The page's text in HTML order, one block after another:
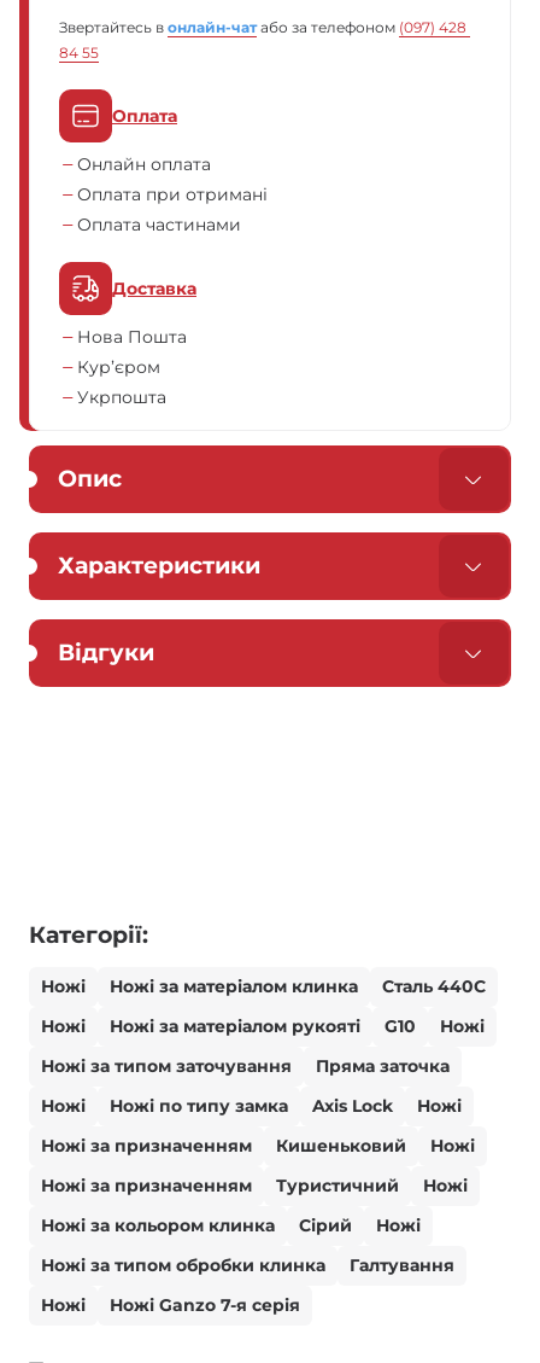
Звертайтесь в онлайн-чат або за телефоном (097) 428
84 55
Оплата
Онлайн оплата
Оплата при отримані
Оплата частинами
Доставка
Нова Пошта
Кур’єром
Укрпошта
Опис
Характеристики
Відгуки
Категорії:
Ножі Ножі за матеріалом клинка
Сталь 440С
Ножі
Ножі за матеріалом рукояті G10
Ножі
Ножі за типом заточування
Пряма заточка
Ножі
Ножі по типу замка Axis Lock
Ножі
Ножі за призначенням
Кишеньковий
Ножі
Ножі за призначенням
Туристичний
Ножі
Ножі за кольором клинка
Сірий
Ножі
Ножі за типом обробки клинка
Галтування
Ножі
Ножі Ganzo 7-я серія